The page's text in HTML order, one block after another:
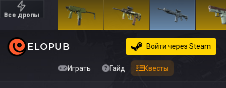
Все дропы
Дорогие
ELOPUB
Играть Гайд Квесты
Войти через Steam